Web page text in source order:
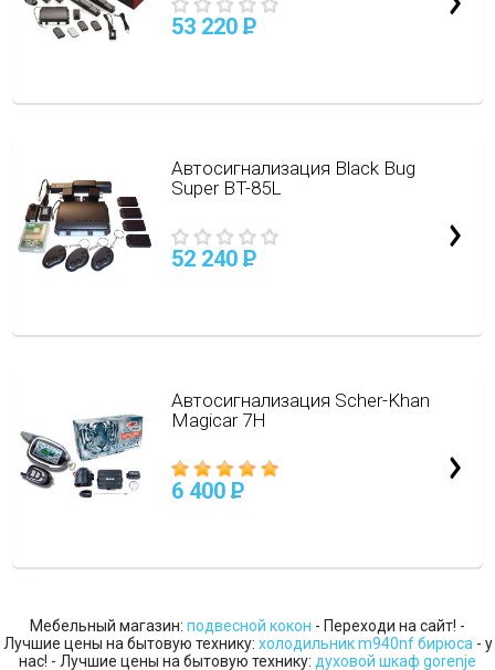
53 220 P
Автосигнализация Black Bug
Super BT-85L
52 240 P
Автосигнализация Scher-Khan
Magicar 7H
6 400 P
Мебельный магазин: подвесной кокон - Переходи на сайт! -
Лучшие цены на бытовую технику: холодильник m940nf бирюса - у
нас! - Лучшие цены на бытовую технику: духовой шкаф gorenje